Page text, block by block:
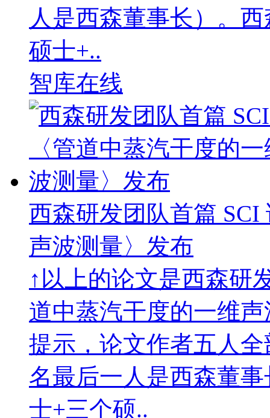
人是西森董事长）。
硕士+..
智库在线
西森研发团队首篇
声波测量〉发布
↑以上的论文是西森研
道中蒸汽干度的一维
提示，论文作者五人
名最后一人是西森董
士+三个硕..